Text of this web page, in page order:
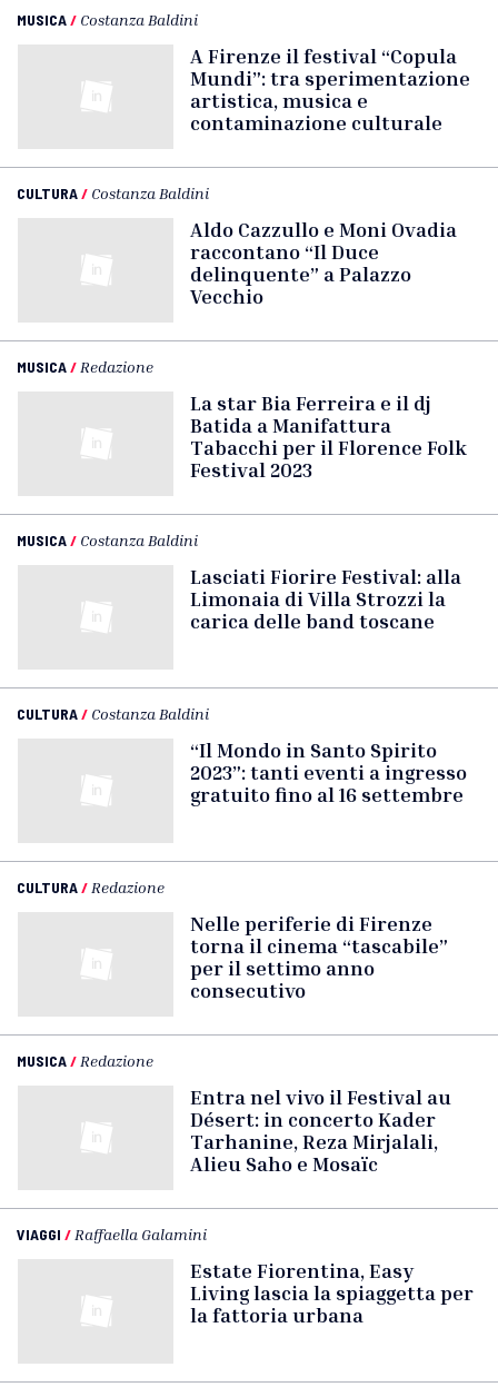
MUSICA/ Costanza Baldini
A Firenze il festival “Copula
Mundi”: tra sperimentazione
artistica, musica e
contaminazione culturale
CULTURA/ Costanza Baldini
Aldo Cazzullo e Moni Ovadia
raccontano “Il Duce
delinquente” a Palazzo
Vecchio
MUSICA/ Redazione
La star Bia Ferreira e il dj
Batida a Manifattura
Tabacchi per il Florence Folk
Festival 2023
MUSICA/ Costanza Baldini
Lasciati Fiorire Festival: alla
Limonaia di Villa Strozzi la
carica delle band toscane
CULTURA/ Costanza Baldini
“Il Mondo in Santo Spirito
2023”: tanti eventi a ingresso
gratuito fino al 16 settembre
CULTURA/ Redazione
Nelle periferie di Firenze
torna il cinema “tascabile”
per il settimo anno
consecutivo
MUSICA/ Redazione
Entra nel vivo il Festival au
Désert: in concerto Kader
Tarhanine, Reza Mirjalali,
Alieu Saho e Mosaïc
VIAGGI / Raffaella Galamini
Estate Fiorentina, Easy
Living lascia la spiaggetta per
la fattoria urbana